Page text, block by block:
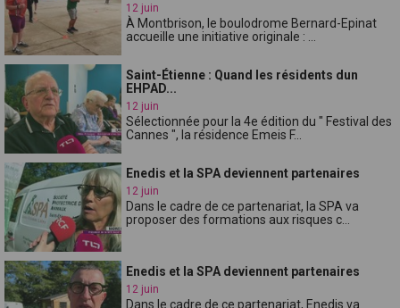
12 juin
À Montbrison, le boulodrome Bernard-Epinat
accueille une initiative originale : ...
Saint-Étienne : Quand les résidents dun
EHPAD...
12 juin
Sélectionnée pour la 4e édition du " Festival des
Cannes ", la résidence Emeis F...
Enedis et la SPA deviennent partenaires
12 juin
Dans le cadre de ce partenariat, la SPA va
proposer des formations aux risques c...
Enedis et la SPA deviennent partenaires
12 juin
Dans le cadre de ce partenariat, Enedis va